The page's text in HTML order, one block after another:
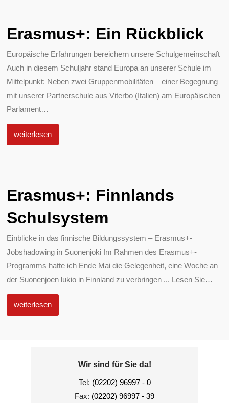
Erasmus+: Ein Rückblick
Europäische Erfahrungen bereichern unsere Schulgemeinschaft
Auch in diesem Schuljahr stand Europa an unserer Schule im
Mittelpunkt: Neben zwei Gruppenmobilitäten – einer Begegnung
mit unserer Partnerschule aus Viterbo (Italien) am Europäischen
Parlament…
weiterlesen
Erasmus+: Finnlands
Schulsystem
Einblicke in das finnische Bildungssystem – Erasmus+-
Jobshadowing in Suonenjoki Im Rahmen des Erasmus+-
Programms hatte ich Ende Mai die Gelegenheit, eine Woche an
der Suonenjoen lukio in Finnland zu verbringen ... Lesen Sie…
weiterlesen
Wir sind für Sie da!
Tel: (02202) 96997 - 0
Fax: (02202) 96997 - 39